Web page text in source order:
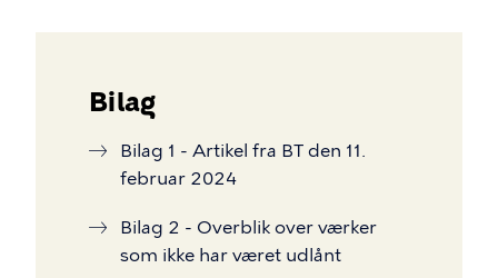
Bilag
Bilag 1 - Artikel fra BT den 11.
februar 2024
Bilag 2 - Overblik over værker
som ikke har været udlånt